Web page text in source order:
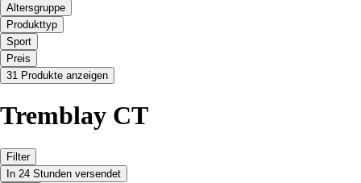
Altersgruppe
Produkttyp
Sport
Preis
31 Produkte anzeigen
Tremblay CT
Filter
In 24 Stunden versendet